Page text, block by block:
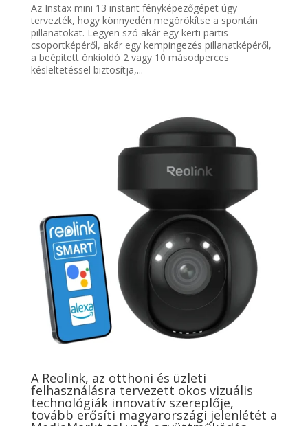
Az Instax mini 13 instant fényképezőgépet úgy
tervezték, hogy könnyedén megörökítse a spontán
pillanatokat. Legyen szó akár egy kerti partis
csoportképéről, akár egy kempingezés pillanatképéről,
a beépített önkioldó 2 vagy 10 másodperces
késleltetéssel biztosítja,...
A Reolink, az otthoni és üzleti
felhasználásra tervezett okos vizuális
technológiák innovatív szereplője,
tovább erősíti magyarországi jelenlétét a